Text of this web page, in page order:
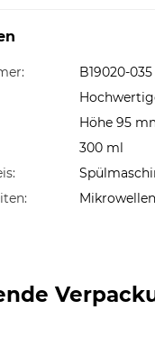
B19020-035
Höhe 95
300 ml